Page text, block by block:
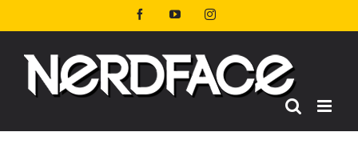
al
FacebookYouTubeInstagram